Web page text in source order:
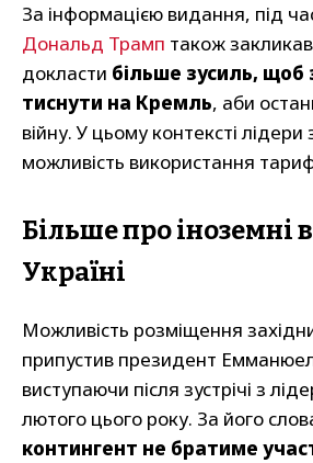
За інформацією видання, під час
Дональд Трамп також
докласти більше зусиль, щоб
тиснути на Кремль, аби
війну. У цьому контексті лідери
можливість використання
Більше про іноземні
Україні
Можливість розміщення
припустив президент
виступаючи після зустрічі з
лютого цього року. За його
контингент не братиме